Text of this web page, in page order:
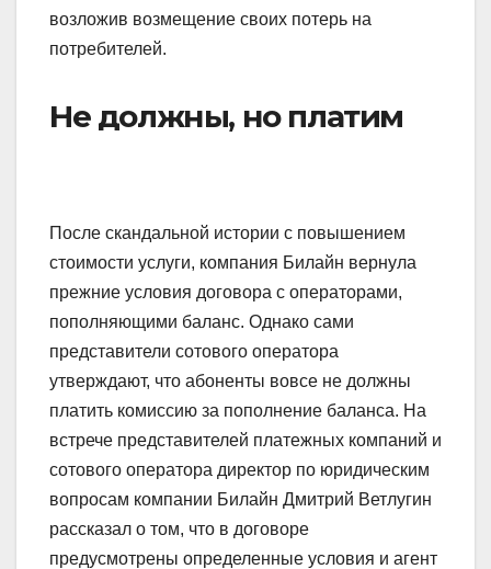
возложив возмещение своих потерь на
потребителей.
Не должны, но платим
После скандальной истории с повышением
стоимости услуги, компания Билайн вернула
прежние условия договора с операторами,
пополняющими баланс. Однако сами
представители сотового оператора
утверждают, что абоненты вовсе не должны
платить комиссию за пополнение баланса. На
встрече представителей платежных компаний и
сотового оператора директор по юридическим
вопросам компании Билайн Дмитрий Ветлугин
рассказал о том, что в договоре
предусмотрены определенные условия и агент